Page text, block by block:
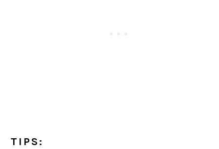
TIPS: